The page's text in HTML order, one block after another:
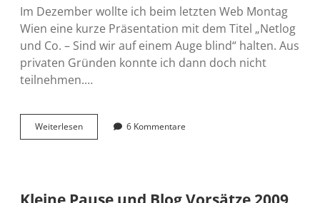
Im Dezember wollte ich beim letzten Web Montag
Wien eine kurze Präsentation mit dem Titel „Netlog
und Co. – Sind wir auf einem Auge blind“ halten. Aus
privaten Gründen konnte ich dann doch nicht
teilnehmen.…
WeiterlesenSind
wir
6 Kommentare